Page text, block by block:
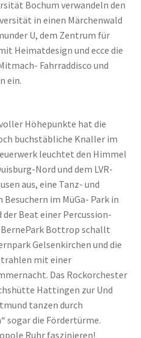
Bochum verwandeln den
in einen Märchenwald
U, dem Zentrum für
Heimatdesign und ecce die
Fahrraddisco und
ein.
Höhepunkte hat die
buchstäbliche Knaller im
leuchtet den Himmel
Nord und dem LVR-
aus, eine Tanz- und
im MüGa- Park in
der Beat einer Percussion-
Bottrop schallt
Gelsenkirchen und die
mit einer
Das Rockorchester
Hattingen zur Und
tanzen durch
sogar die Fördertürme.
Ruhr faszinieren!